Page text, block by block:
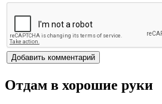
Отдам в хорошие руки